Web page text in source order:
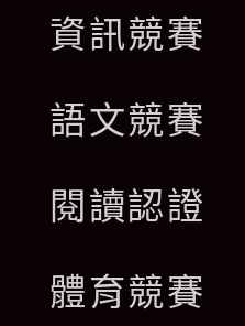
資訊競賽
語文競賽
閱讀認證
體育競賽